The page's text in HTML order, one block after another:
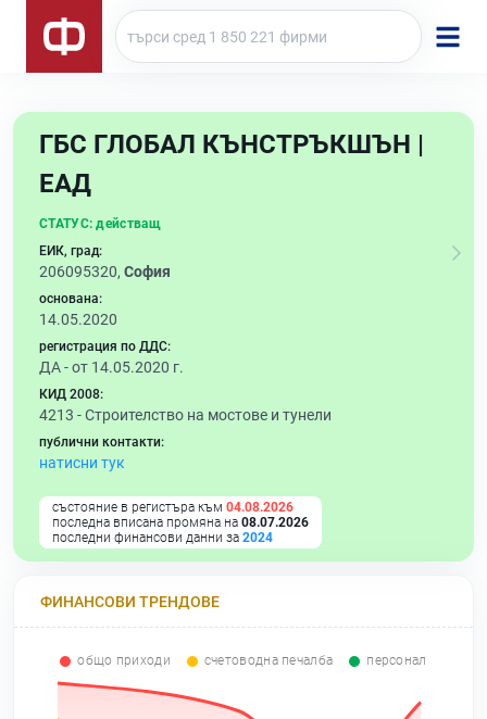
ГБС ГЛОБАЛ КЪНСТРЪКШЪН |
ЕАД
СТАТУС: действащ
ЕИК, град:
206095320, София
основана:
14.05.2020
регистрация по ДДС:
ДА - от 14.05.2020 г.
КИД 2008:
4213 -Строителство на мостове и тунели
публични контакти:
натисни тук
състояние в регистъра към 04.08.2026
последна вписана промяна на 08.07.2026
последни финансови данни за 2024
ФИНАНСОВИ ТРЕНДОВЕ
общо приходи счетоводна печалба персонал